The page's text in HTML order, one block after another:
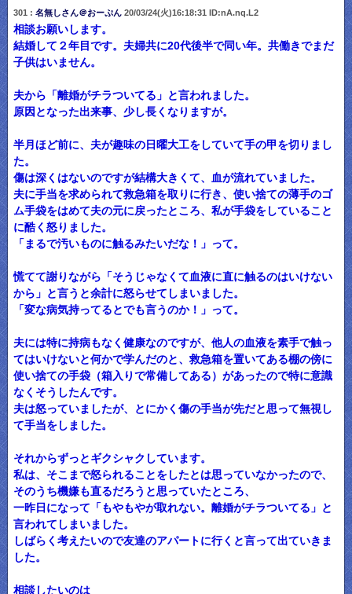
301 : 名無しさん＠おーぷん20/03/24(火)16:18:31 ID:nA.nq.L2
相談お願いします。
結婚して２年目です。夫婦共に20代後半で同い年。共働きでまだ
子供はいません。
夫から「離婚がチラついてる」と言われました。
原因となった出来事、少し長くなりますが。
半月ほど前に、夫が趣味の日曜大工をしていて手の甲を切りまし
た。
傷は深くはないのですが結構大きくて、血が流れていました。
夫に手当を求められて救急箱を取りに行き、使い捨ての薄手のゴ
ム手袋をはめて夫の元に戻ったところ、私が手袋をしていること
に酷く怒りました。
「まるで汚いものに触るみたいだな！」って。
慌てて謝りながら「そうじゃなくて血液に直に触るのはいけない
から」と言うと余計に怒らせてしまいました。
「変な病気持ってるとでも言うのか！」って。
夫には特に持病もなく健康なのですが、他人の血液を素手で触っ
てはいけないと何かで学んだのと、救急箱を置いてある棚の傍に
使い捨ての手袋（箱入りで常備してある）があったので特に意識
なくそうしたんです。
夫は怒っていましたが、とにかく傷の手当が先だと思って無視し
て手当をしました。
それからずっとギクシャクしています。
私は、そこまで怒られることをしたとは思っていなかったので、
そのうち機嫌も直るだろうと思っていたところ、
一昨日になって「もやもやが取れない。離婚がチラついてる」と
言われてしまいました。
しばらく考えたいので友達のアパートに行くと言って出ていきま
した。
相談したいのは